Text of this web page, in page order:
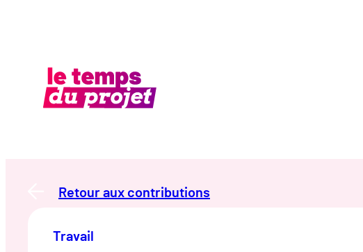
Retour aux contributions
Travail